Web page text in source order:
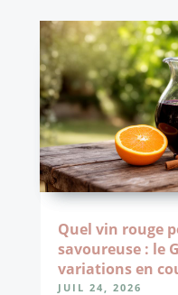
Quel vin rouge
savoureuse : le
variations en
JUIL 24, 2026